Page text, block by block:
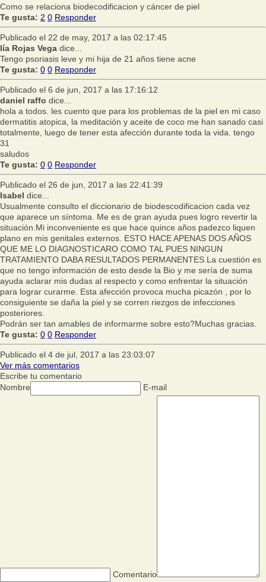
Como se relaciona biodecodificacion y cáncer de piel
Te gusta: 2 0 Responder
Publicado el 22 de may, 2017 a las 02:17:45
lía Rojas Vega dice...
Tengo psoriasis leve y mi hija de 21 años tiene acne
Te gusta: 0 0 Responder
Publicado el 6 de jun, 2017 a las 17:16:12
daniel raffo dice...
hola a todos. les cuento que para los problemas de la piel en mi caso
dermatitis atopica, la meditación y aceite de coco me han sanado casi
totalmente, luego de tener esta afección durante toda la vida. tengo
31
saludos
Te gusta: 0 0 Responder
Publicado el 26 de jun, 2017 a las 22:41:39
Isabel dice...
Usualmente consulto el diccionario de biodescodificacion cada vez
que aparece un síntoma. Me es de gran ayuda pues logro revertir la
situación.Mi inconveniente es que hace quince años padezco liquen
plano en mis genitales externos. ESTO HACE APENAS DOS AÑOS
QUE ME LO DIAGNOSTICARO COMO TAL PUES NINGUN
TRATAMIENTO DABA RESULTADOS PERMANENTES.La cuestión es
que no tengo información de esto desde la Bio y me sería de suma
ayuda aclarar mis dudas al respecto y como enfrentar la situación
para lograr curarme. Esta afección provoca mucha picazón , por lo
consiguiente se daña la piel y se corren riezgos de infecciones
posteriores.
Podrán ser tan amables de informarme sobre esto?Muchas gracias.
Te gusta: 0 0 Responder
Publicado el 4 de jul, 2017 a las 23:03:07
Ver más comentarios
Escribe tu comentario
Nombre
E-mail
Comentario